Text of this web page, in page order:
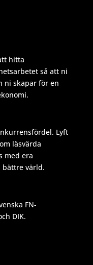
hitta
så att ni
ni skapar för en
Lyft
läsvärda
med era
värld.
FN-
DIK.